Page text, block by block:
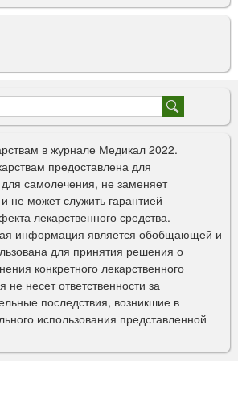
в журнале Медикал 2022.
предоставлена для
самолечения, не заменяет
не может служить гарантией
лекарственного средства.
информация является обобщающей и
для принятия решения о
конкретного лекарственного
не несет ответственности за
последствия, возникшие в
использования представленной